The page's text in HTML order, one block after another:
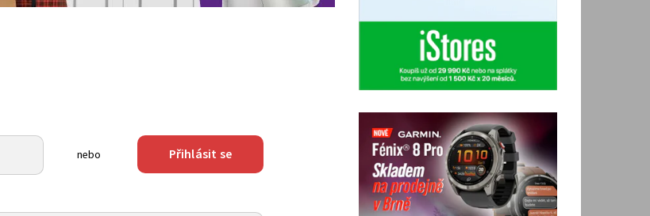
nebo Přihlásit se